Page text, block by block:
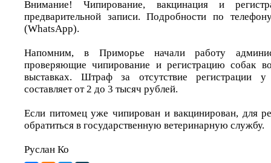
Внимание! Чипирование, вакцинация и
предварительной записи. Подробности по
(WhatsApp).
Напомним, в Приморье начали работу
проверяющие чипирование и регистрацию собак
выставках. Штраф за отсутствие регистрации
составляет от 2 до 3 тысяч рублей.
Если питомец уже чипирован и вакцинирован, для
обратиться в государственную ветеринарную службу.
Руслан Ко